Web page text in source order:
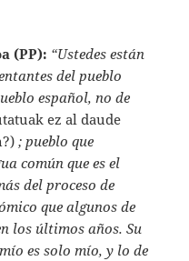
(PP): “Ustedes están
del pueblo
español, no de
ez al daude
; pueblo que
común que es el
del proceso de
que algunos de
los últimos años. Su
es solo mío, y lo de